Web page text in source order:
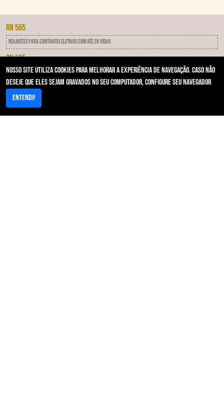
RN 565
Reajustes para contratos eletivos com até 29 vidas
RN 505
IDSS - Programa de qualificação das operadoras
RN 593
Notificação Por Inadimplência
Nosso site utiliza cookies para melhorar a experiência de navegação. Caso não
deseje que eles sejam gravados no seu computador, configure seu navegador
Entendi!